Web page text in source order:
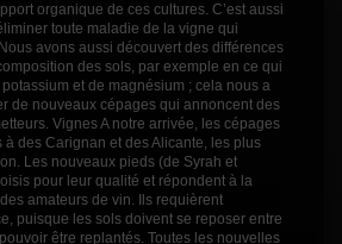
organique de ces cultures. C’est aussi
toute maladie de la vigne qui
avons aussi découvert des différences
des sols, par exemple en ce qui
et de magnésium ; cela nous a
de nouveaux cépages qui annoncent des
Vignes A notre arrivée, les cépages
à des Carignan et des Alicante, les plus
Les nouveaux pieds (de Syrah et
pour leur qualité et répondent à la
amateurs de vin. Ils requièrent
puisque les sols doivent se reposer entre
être replantés. Toutes les nouvelles